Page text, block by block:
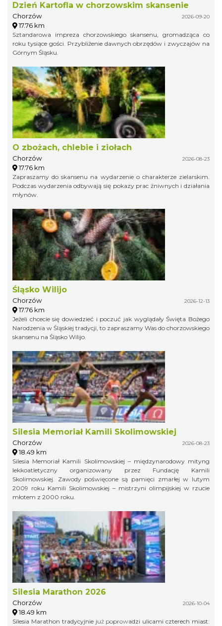
Dzień Kartofla w chorzowskim skansenie
Chorzów 2026-09-20
17.76 km
Sztandarowa impreza chorzowskiego skansenu, gromadząca co
roku tysiące gości. Przybliżenie dawnych obrzędów i zwyczajów na
Górnym Śląsku.
O zbożach, chlebie i ziołach
Chorzów 2026-08-23
17.76 km
Zapraszamy do skansenu na wydarzenie o charakterze zielarskim.
Podczas wydarzenia odbywają się pokazy prac żniwnych i działania
młynów.
Śląsko Wilijo
Chorzów 2026-12-13
17.76 km
Jeżeli chcecie się dowiedzieć i poczuć jak wyglądały Święta Bożego
Narodzenia w Śląskiej tradycji, to zapraszamy Was do chorzowskiego
skansenu na Śląsko Wilijo.
Silesia Memoriał Kamili Skolimowskiej
Chorzów 2026-08-23
18.49 km
Silesia Memoriał Kamili Skolimowskiej – międzynarodowy mityng
lekkoatletyczny organizowany przez Fundację Kamili
Skolimowskiej. Zawody poświęcone są pamięci zmarłej w lutym
2009 roku Kamili Skolimowskiej – mistrzyni olimpijskiej w rzucie
młotem z 2000 roku.
Silesia Marathon 2026
Chorzów 2026-10-04
18.49 km
Silesia Marathon tradycyjnie już poprowadzi ulicami czterech miast: